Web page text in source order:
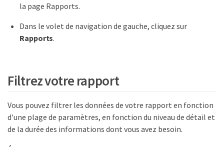
la page Rapports.
Dans le volet de navigation de gauche, cliquez sur
Rapports.
Filtrez votre rapport
Vous pouvez filtrer les données de votre rapport en fonction
d'une plage de paramètres, en fonction du niveau de détail et
de la durée des informations dont vous avez besoin.